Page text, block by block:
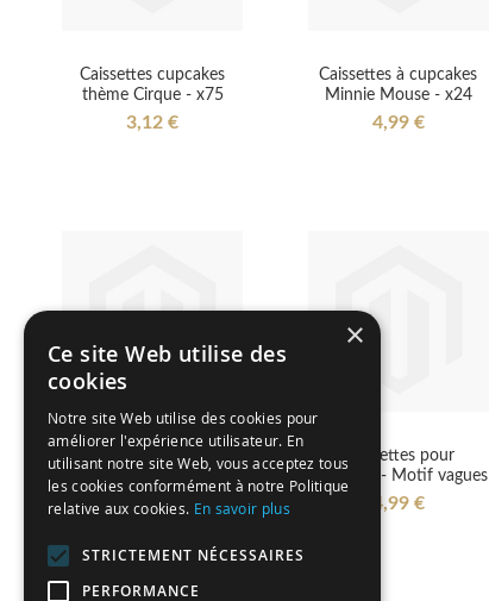
Caissettes cupcakes
thème Cirque - x75
3,12 €
Caissettes à cupcakes
Minnie Mouse - x24
4,99 €
Caissettes pour
cupcakes - Motif zébré
4,99 €
Caissettes pour
cupcakes - Motif vagues
4,99 €
×
Ce site Web utilise des
cookies
Notre site Web utilise des cookies pour
améliorer l'expérience utilisateur. En
utilisant notre site Web, vous acceptez tous
les cookies conformément à notre Politique
relative aux cookies. En savoir plus
STRICTEMENT NÉCESSAIRES
PERFORMANCE